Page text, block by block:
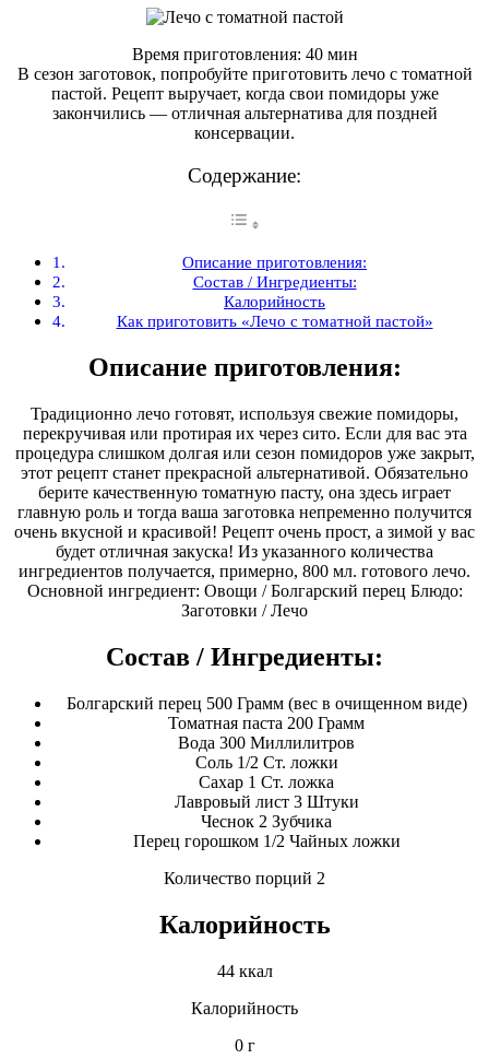
Время приготовления: 40 мин
В сезон заготовок, попробуйте приготовить лечо с томатной
пастой. Рецепт выручает, когда свои помидоры уже
закончились — отличная альтернатива для поздней
консервации.
Содержание:
Описание приготовления:
Состав / Ингредиенты:
Калорийность
Как приготовить «Лечо с томатной пастой»
Описание приготовления:
Традиционно лечо готовят, используя свежие помидоры,
перекручивая или протирая их через сито. Если для вас эта
процедура слишком долгая или сезон помидоров уже закрыт,
этот рецепт станет прекрасной альтернативой. Обязательно
берите качественную томатную пасту, она здесь играет
главную роль и тогда ваша заготовка непременно получится
очень вкусной и красивой! Рецепт очень прост, а зимой у вас
будет отличная закуска! Из указанного количества
ингредиентов получается, примерно, 800 мл. готового лечо.
Основной ингредиент: Овощи / Болгарский перец Блюдо:
Заготовки / Лечо
Состав / Ингредиенты:
Болгарский перец 500 Грамм (вес в очищенном виде)
Томатная паста 200 Грамм
Вода 300 Миллилитров
Соль 1/2 Ст. ложки
Сахар 1 Ст. ложка
Лавровый лист 3 Штуки
Чеснок 2 Зубчика
Перец горошком 1/2 Чайных ложки
Количество порций 2
Калорийность
44 ккал
Калорийность
0 г